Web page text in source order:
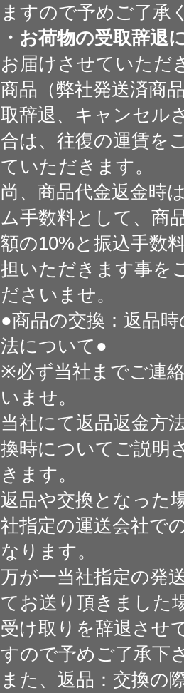
ますので予めご了承
・お荷物の受取辞退
お届けさせていただ
商品（弊社発送済商
取辞退、キャンセル
合は、往復の運賃を
ていただきます。
尚、商品代金返金時
ム手数料として、商
額の10%と振込手数
担いただきます事を
ださいませ。
●商品の交換：返品
法について●
※必ず当社までご連
いませ。
当社にて返品返金方
換時についてご説明
きます。
返品や交換となった
社指定の運送会社で
なります。
万が一当社指定の発
てお送り頂きました
受け取りを辞退させ
すので予めご了承下
また、返品：交換の